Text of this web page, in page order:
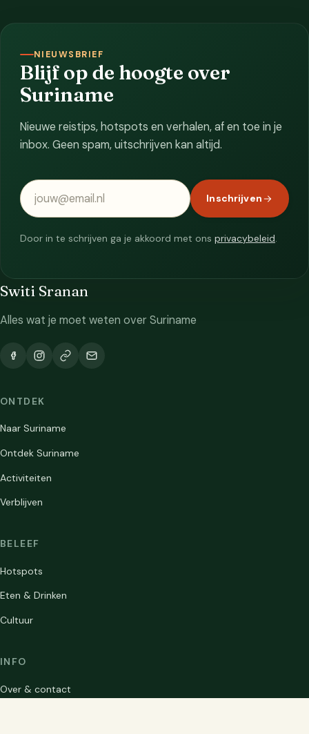
NIEUWSBRIEF
Blijf op de hoogte over
Suriname
Nieuwe reistips, hotspots en verhalen, af en toe in je
inbox. Geen spam, uitschrijven kan altijd.
E-mailadres
Inschrijven
Door in te schrijven ga je akkoord met ons privacybeleid.
Switi Sranan
Alles wat je moet weten over Suriname
ONTDEK
Naar Suriname
Ontdek Suriname
Activiteiten
Verblijven
BELEEF
Hotspots
Eten & Drinken
Cultuur
INFO
Over & contact